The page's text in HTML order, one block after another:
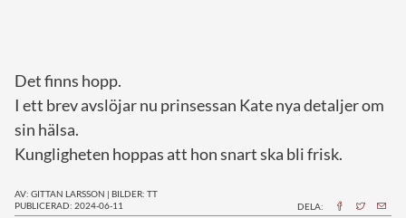
Det finns hopp.
I ett brev avslöjar nu prinsessan Kate nya detaljer om
sin hälsa.
Kungligheten hoppas att hon snart ska bli frisk.
AV: GITTAN LARSSON | BILDER: TT
PUBLICERAD: 2024-06-11
DELA: